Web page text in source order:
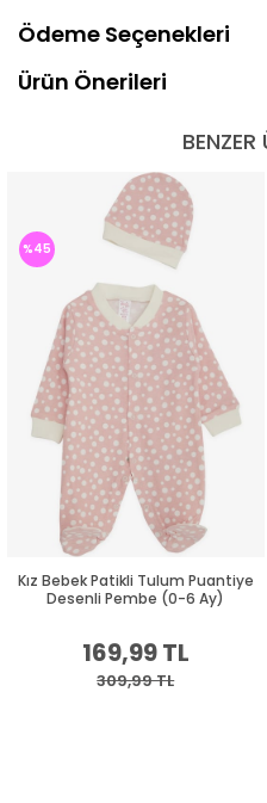
Ödeme Seçenekleri
Ürün Önerileri
BENZER
Kız Bebek Patikli Tulum Puantiye
Desenli Pembe (0-6 Ay)
169,99 TL
309,99 TL
%45